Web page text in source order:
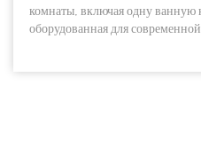
комнаты, включая одну ванную
оборудованная для